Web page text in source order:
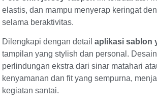
elastis, dan mampu menyerap keringat
selama beraktivitas.
Dilengkapi dengan detail aplikasi sablon
tampilan yang stylish dan personal.
perlindungan ekstra dari sinar matahari
kenyamanan dan fit yang sempurna,
kegiatan santai.